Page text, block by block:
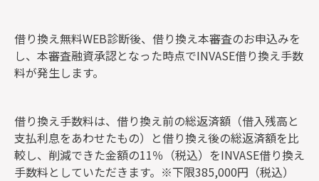
借り換え無料WEB診断後、借り換え本審査のお申込みを
し、本審査融資承認となった時点でINVASE借り換え手数
料が発生します。
借り換え手数料は、借り換え前の総返済額（借入残高と
支払利息をあわせたもの）と借り換え後の総返済額を比
較し、削減できた金額の11％（税込）をINVASE借り換え
手数料としていただきます。※下限385,000円（税込）